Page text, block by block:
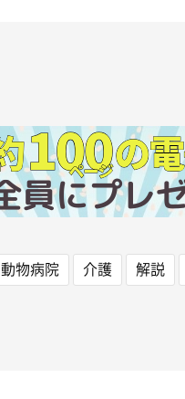
動物病院 介護 解説